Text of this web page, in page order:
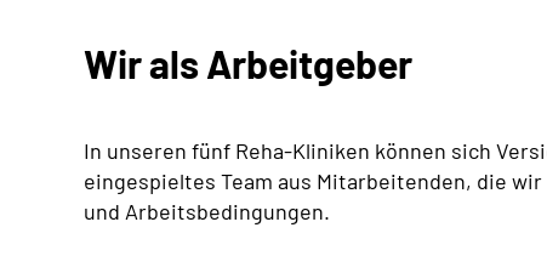
Wir als Arbeitgeber
In unseren fünf Reha-Kliniken können sich
eingespieltes Team aus Mitarbeitenden, die
und Arbeitsbedingungen.